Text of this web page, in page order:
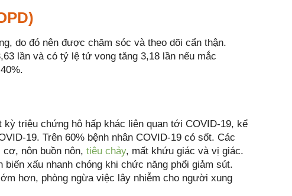
do đó nên được chăm sóc và theo dõi cẩn thận.
lần và có tỷ lệ tử vong tăng 3,18 lần nếu mắc
triệu chứng hô hấp khác liên quan tới COVID-19, kể
19. Trên 60% bệnh nhân COVID-19 có sốt. Các
cơ, nôn buồn nôn, tiêu chảy, mất khứu giác và vị giác.
xấu nhanh chóng khi chức năng phổi giảm sút.
hơn, phòng ngừa việc lây nhiễm cho người xung